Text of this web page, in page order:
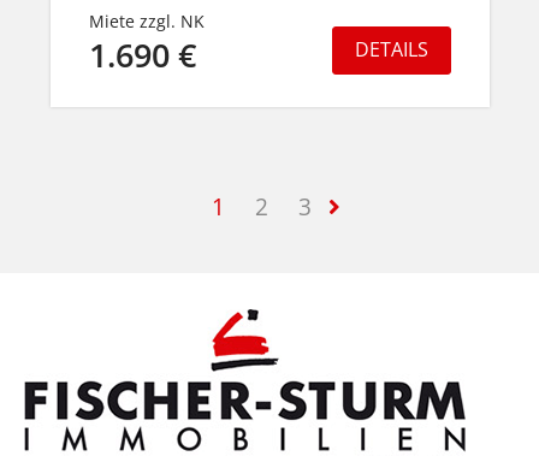
Miete zzgl. NK
1.690 € DETAILS
1 2 3